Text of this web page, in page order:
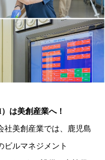
）は美創産業へ！
社美創産業では、鹿児島
ビルマネジメント